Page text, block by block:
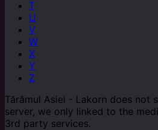
T
U
V
W
X
Y
Z
Tărâmul Asiei - Lakorn does not
server, we only linked to the
3rd party services.